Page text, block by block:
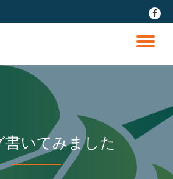
fa-
ナ
ゲ
ー
シ
いてみました